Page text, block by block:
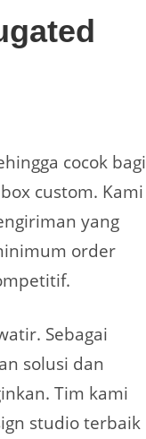
cocok bagi
custom. Kami
yang
order
Sebagai
solusi dan
Tim kami
studio terbaik